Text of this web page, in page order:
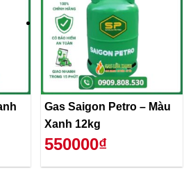
Gas Saigon Petro – Màu
Xanh 12kg
550000₫